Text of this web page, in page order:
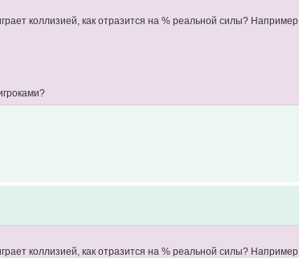
коллизией, как отразится на % реальной силы? Например,
коллизией, как отразится на % реальной силы? Например,